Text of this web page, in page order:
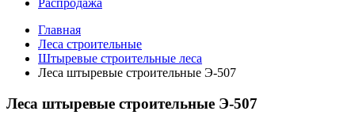
Распродажа
Главная
Леса строительные
Штыревые строительные леса
Леса штыревые строительные Э-507
Леса штыревые строительные Э-507